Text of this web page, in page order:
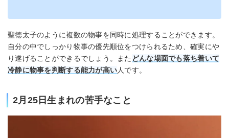
聖徳太子のように複数の物事を同時に処理することができます。
自分の中でしっかり物事の優先順位をつけられるため、確実にや
り遂げることができるでしょう。また どんな場面でも落ち着いて
冷静に物事を判断する能力が高い人です。
2月25日生まれの苦手なこと